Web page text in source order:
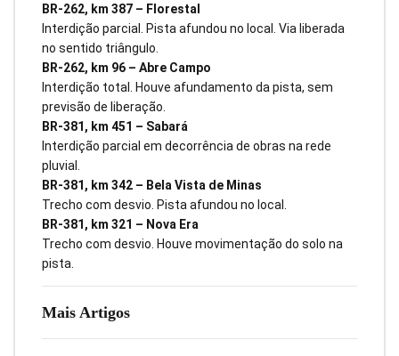
Mais Artigos
BR-262, km 387 – Florestal
Interdição parcial. Pista afundou no local. Via liberada
no sentido triângulo.
BR-262, km 96 – Abre Campo
Interdição total. Houve afundamento da pista, sem
previsão de liberação.
BR-381, km 451 – Sabará
Interdição parcial em decorrência de obras na rede
pluvial.
BR-381, km 342 – Bela Vista de Minas
Trecho com desvio. Pista afundou no local.
BR-381, km 321 – Nova Era
Trecho com desvio. Houve movimentação do solo na
pista.